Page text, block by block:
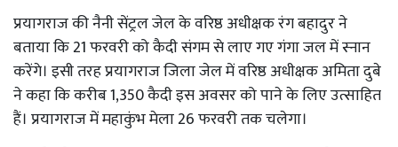
प्रयागराज की नैनी सेंट्रल जेल के वरिष्ठ अधीक्षक रंग बहादुर ने
बताया कि 21 फरवरी को कैदी संगम से लाए गए गंगा जल में स्नान
करेंगे। इसी तरह प्रयागराज जिला जेल में वरिष्ठ अधीक्षक अमिता दुबे
ने कहा कि करीब 1,350 कैदी इस अवसर को पाने के लिए उत्साहित
हैं। प्रयागराज में महाकुंभ मेला 26 फरवरी तक चलेगा।